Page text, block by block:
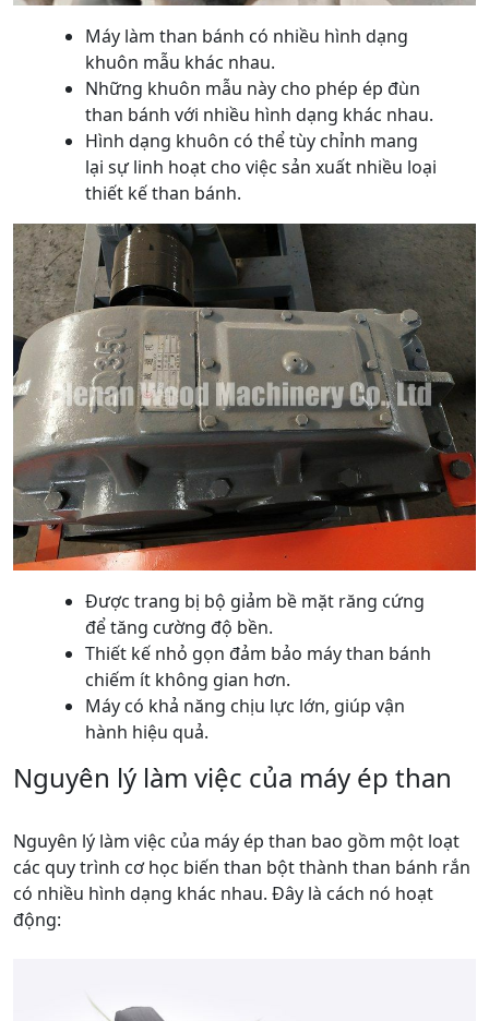
Máy làm than bánh có nhiều hình dạng
khuôn mẫu khác nhau.
Những khuôn mẫu này cho phép ép đùn
than bánh với nhiều hình dạng khác nhau.
Hình dạng khuôn có thể tùy chỉnh mang
lại sự linh hoạt cho việc sản xuất nhiều loại
thiết kế than bánh.
Được trang bị bộ giảm bề mặt răng cứng
để tăng cường độ bền.
Thiết kế nhỏ gọn đảm bảo máy than bánh
chiếm ít không gian hơn.
Máy có khả năng chịu lực lớn, giúp vận
hành hiệu quả.
Nguyên lý làm việc của máy ép than
Nguyên lý làm việc của máy ép than bao gồm một loạt
các quy trình cơ học biến than bột thành than bánh rắn
có nhiều hình dạng khác nhau. Đây là cách nó hoạt
động: